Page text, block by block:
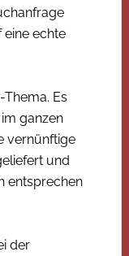
eine echte
Es
ganzen
vernünftige
und
entsprechen
der